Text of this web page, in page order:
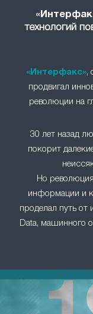
технологий
«Интерфакс»,
продвигал
революции на
30 лет назад
покорит
Но
информации и
проделал путь от
Data, машинного